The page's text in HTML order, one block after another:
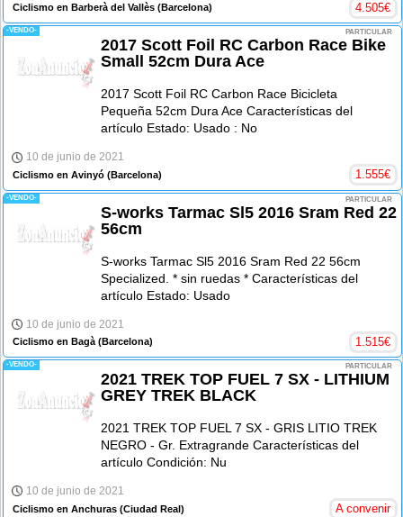
Ciclismo en Barberà del Vallès (Barcelona) 4.505€
-VENDO- PARTICULAR
2017 Scott Foil RC Carbon Race Bike
Small 52cm Dura Ace
2017 Scott Foil RC Carbon Race Bicicleta
Pequeña 52cm Dura Ace Características del
artículo Estado: Usado : No
10 de junio de 2021
Ciclismo en Avinyó (Barcelona) 1.555€
-VENDO- PARTICULAR
S-works Tarmac Sl5 2016 Sram Red 22
56cm
S-works Tarmac Sl5 2016 Sram Red 22 56cm
Specialized. * sin ruedas * Características del
artículo Estado: Usado
10 de junio de 2021
Ciclismo en Bagà (Barcelona) 1.515€
-VENDO- PARTICULAR
2021 TREK TOP FUEL 7 SX - LITHIUM
GREY TREK BLACK
2021 TREK TOP FUEL 7 SX - GRIS LITIO TREK
NEGRO - Gr. Extragrande Características del
artículo Condición: Nu
10 de junio de 2021
Ciclismo en Anchuras (Ciudad Real) A convenir